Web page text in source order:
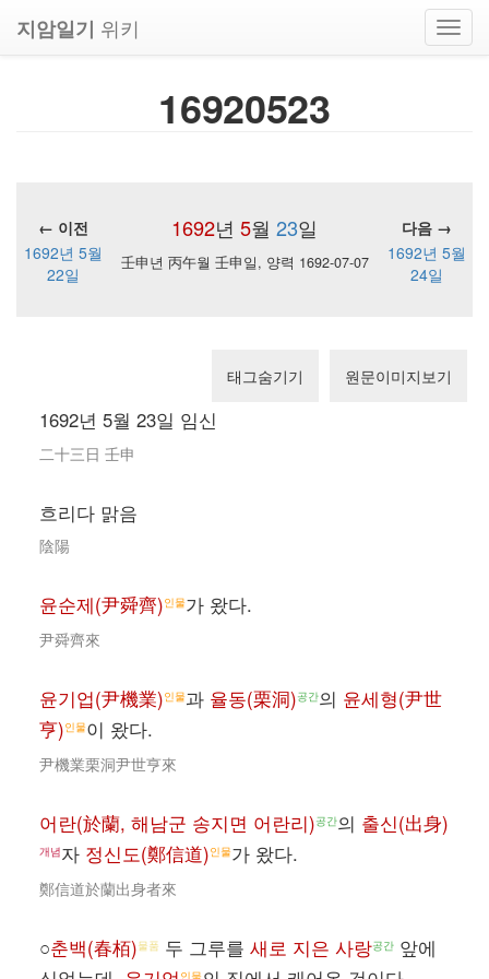
지암일기 위키
16920523
1692년 5월 23일
← 이전
다음 →
1692년 5월
22일
壬申년 丙午월 壬申일, 양력 1692-07-07
1692년 5월
24일
태그숨기기 원문이미지보기
1692년 5월 23일 임신
二十三日 壬申
흐리다 맑음
陰陽
윤순제(尹舜齊)인물가 왔다.
尹舜齊來
윤기업(尹機業)인물과 율동(栗洞)공간의 윤세형(尹世
亨)인물이 왔다.
尹機業栗洞尹世亨來
어란(於蘭, 해남군 송지면 어란리)공간의 출신(出身)
개념자 정신도(鄭信道)인물가 왔다.
鄭信道於蘭出身者來
○춘백(春栢)물품 두 그루를 새로 지은 사랑공간 앞에
인물